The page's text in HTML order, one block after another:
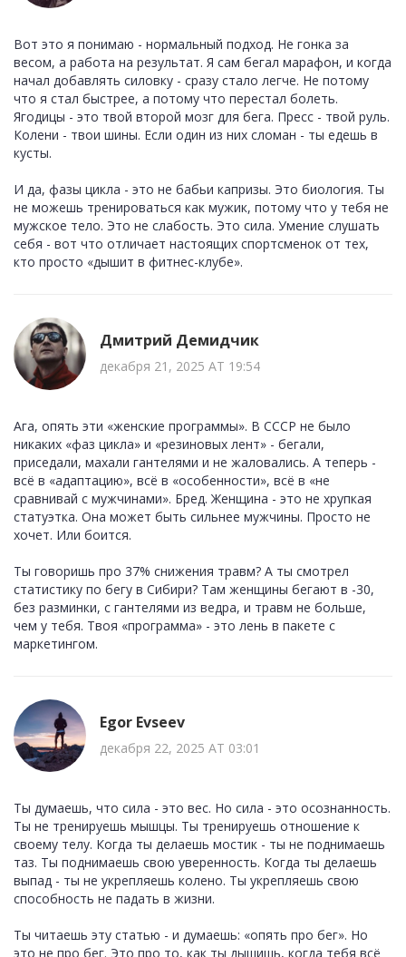
Вот это я понимаю - нормальный подход. Не гонка за
весом, а работа на результат. Я сам бегал марафон, и когда
начал добавлять силовку - сразу стало легче. Не потому
что я стал быстрее, а потому что перестал болеть.
Ягодицы - это твой второй мозг для бега. Пресс - твой руль.
Колени - твои шины. Если один из них сломан - ты едешь в
кусты.
И да, фазы цикла - это не бабьи капризы. Это биология. Ты
не можешь тренироваться как мужик, потому что у тебя не
мужское тело. Это не слабость. Это сила. Умение слушать
себя - вот что отличает настоящих спортсменок от тех,
кто просто «дышит в фитнес-клубе».
Дмитрий Демидчик
декабря 21, 2025 AT 19:54
Ага, опять эти «женские программы». В СССР не было
никаких «фаз цикла» и «резиновых лент» - бегали,
приседали, махали гантелями и не жаловались. А теперь -
всё в «адаптацию», всё в «особенности», всё в «не
сравнивай с мужчинами». Бред. Женщина - это не хрупкая
статуэтка. Она может быть сильнее мужчины. Просто не
хочет. Или боится.
Ты говоришь про 37% снижения травм? А ты смотрел
статистику по бегу в Сибири? Там женщины бегают в -30,
без разминки, с гантелями из ведра, и травм не больше,
чем у тебя. Твоя «программа» - это лень в пакете с
маркетингом.
Egor Evseev
декабря 22, 2025 AT 03:01
Ты думаешь, что сила - это вес. Но сила - это осознанность.
Ты не тренируешь мышцы. Ты тренируешь отношение к
своему телу. Когда ты делаешь мостик - ты не поднимаешь
таз. Ты поднимаешь свою уверенность. Когда ты делаешь
выпад - ты не укрепляешь колено. Ты укрепляешь свою
способность не падать в жизни.
Ты читаешь эту статью - и думаешь: «опять про бег». Но
это не про бег. Это про то, как ты дышишь, когда тебя всё